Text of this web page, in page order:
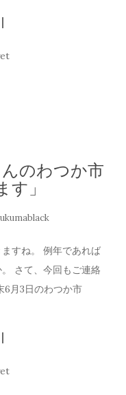
んのわつか市
」
すね。 例年であれば
さて、今回もご連絡
6月3日のわつか市